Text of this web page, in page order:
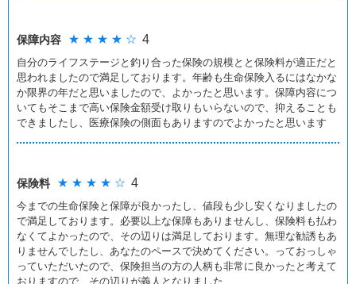
保障内容 ★ ★ ★ ★ ☆ 4
自分のライフステージと釣り合った保険の規模とと保険料が適正だと
思われましたので満足しております。年齢も生命保険入るにはなかな
か限界の年だと思いましたので、よかったと思います。保障内容につ
いてもそこまで高い保険金額受け取りもいらないので、抑えることも
できましたし、医療保険の側面もありますのでよかったと思います
保険料 ★ ★ ★ ★ ☆ 4
今までの生命保険と保障が良かったし、値段も少し安くなりましたの
で満足しております。必要以上な保障もありませんし、保険料も払わ
なくてよかったので、その辺りは満足しております。無理な勧誘もあ
りませんでしたし、あなたのペースで決めてください。っておっしゃ
っていただいたので、保険担当の方の人柄も非常に良かったと考えて
おりますので、その辺りが義人となりました